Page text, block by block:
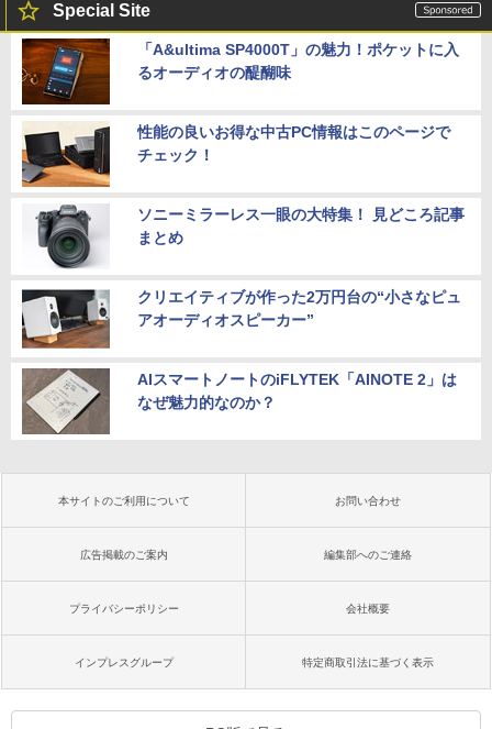
Special Site
「A&ultima SP4000T」の魅力！ポケットに入
るオーディオの醍醐味
性能の良いお得な中古PC情報はこのページで
チェック！
ソニーミラーレス一眼の大特集！ 見どころ記事
まとめ
クリエイティブが作った2万円台の“小さなピュ
アオーディオスピーカー”
AIスマートノートのiFLYTEK「AINOTE 2」は
なぜ魅力的なのか？
本サイトのご利用について お問い合わせ
広告掲載のご案内 編集部へのご連絡
プライバシーポリシー 会社概要
インプレスグループ 特定商取引法に基づく表示